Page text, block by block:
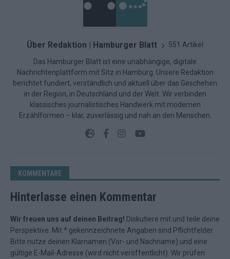
Über Redaktion | Hamburger Blatt 551 Artikel
Das Hamburger Blatt ist eine unabhängige, digitale
Nachrichtenplattform mit Sitz in Hamburg. Unsere Redaktion
berichtet fundiert, verständlich und aktuell über das Geschehen
in der Region, in Deutschland und der Welt. Wir verbinden
klassisches journalistisches Handwerk mit modernen
Erzählformen – klar, zuverlässig und nah an den Menschen.
KOMMENTARE
Hinterlasse einen Kommentar
Wir freuen uns auf deinen Beitrag! Diskutiere mit und teile deine
Perspektive. Mit * gekennzeichnete Angaben sind Pflichtfelder.
Bitte nutze deinen Klarnamen (Vor- und Nachname) und eine
gültige E-Mail-Adresse (wird nicht veröffentlicht). Wir prüfen